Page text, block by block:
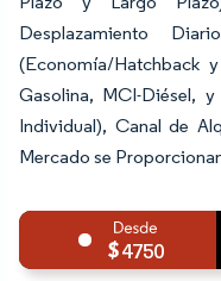
Desplazamiento
(Economía/Hatchback
Gasolina, MCI-Diésel,
Individual), Canal de
Mercado se
4750